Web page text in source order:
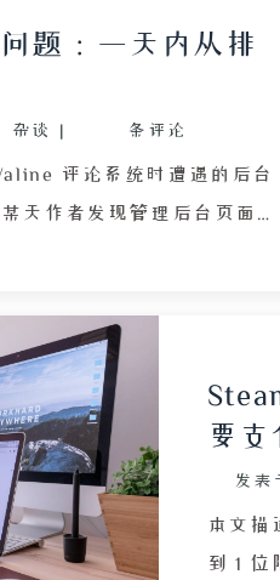
配置文件。
片化
需留下
回访
的生
沙发效
主题
工作
实。
题：一天内从排
杂谈 | 条评论
评论系统时遭遇的后台
天作者发现管理后台页面
在兼容问题。在 DeepSeek
译通过，但后台仍为空
Issue，详细描述了现象、
为与另一 Issue 相似，但
并补充了截图和日志。当
确认问题源于新版 Waline
应，导致所有基于新版的
要支
发表
本文描
到 1 位